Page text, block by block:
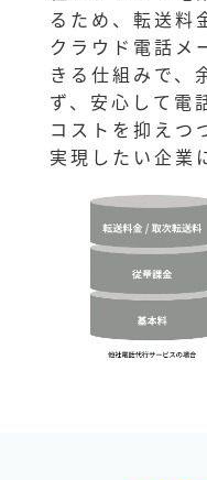
るため、転送料
クラウド電話メ
きる仕組みで、
ず、安心して電
コストを抑えつ
実現したい企業